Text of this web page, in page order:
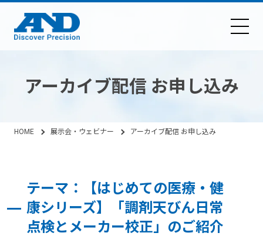
アーカイブ配信 お申し込み
HOME 展示会・ウェビナー アーカイブ配信 お申し込み
テーマ：【はじめての医療・健
康シリーズ】「調剤天びん日常
点検とメーカー校正」のご紹介